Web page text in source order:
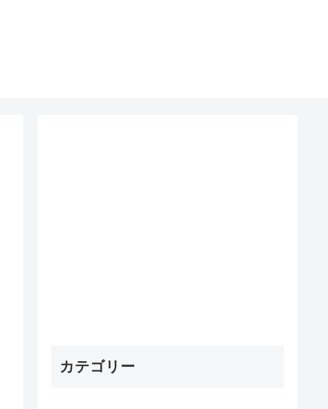
カテゴリー